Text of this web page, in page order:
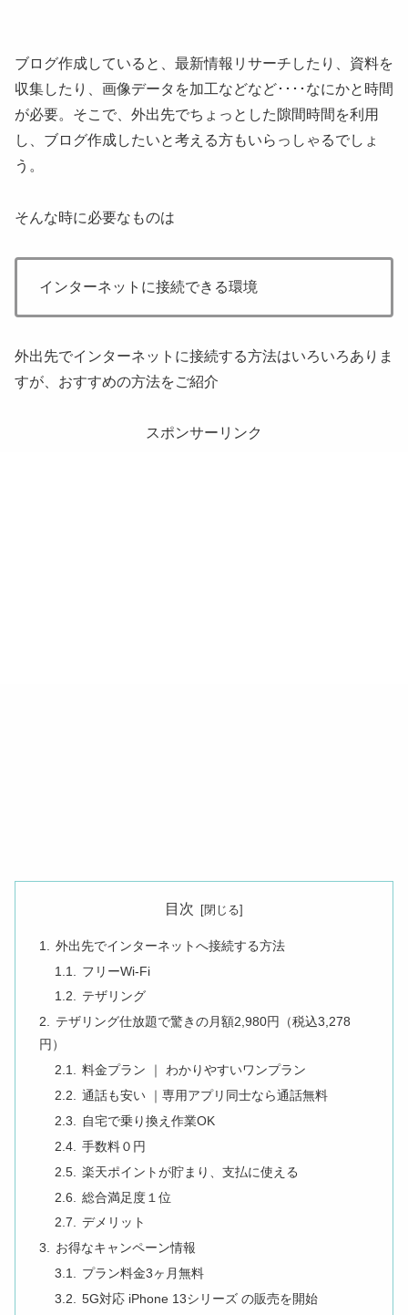
ブログ作成していると、最新情報リサーチしたり、資料を
収集したり、画像データを加工などなど････なにかと時間
が必要。そこで、外出先でちょっとした隙間時間を利用
し、ブログ作成したいと考える方もいらっしゃるでしょ
う。
そんな時に必要なものは
インターネットに接続できる環境
外出先でインターネットに接続する方法はいろいろありま
すが、おすすめの方法をご紹介
スポンサーリンク
目次
外出先でインターネットへ接続する方法
フリーWi-Fi
テザリング
テザリング仕放題で驚きの月額2,980円（税込3,278
円）
料金プラン ｜ わかりやすいワンプラン
通話も安い ｜専用アプリ同士なら通話無料
自宅で乗り換え作業OK
手数料０円
楽天ポイントが貯まり、支払に使える
総合満足度１位
デメリット
お得なキャンペーン情報
プラン料金3ヶ月無料
5G対応 iPhone 13シリーズ の販売を開始